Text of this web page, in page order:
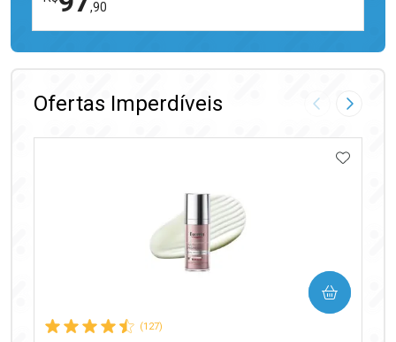
,90
FECHAR
FECHAR
Ofertas Imperdíveis Imagem
(127)
COMPRAR